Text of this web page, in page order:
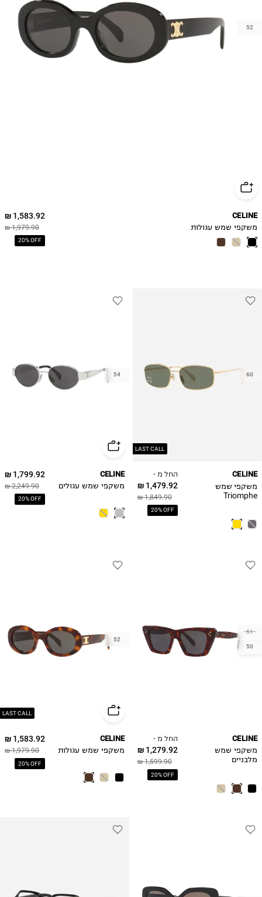
52
1,583.92 ₪
1,979.90 ₪
20% OFF
CELINE
משקפי שמש עגולות
LAST CALL
60
החל מ -
1,479.92 ₪
1,849.90 ₪
20% OFF
CELINE
משקפי שמש
Triomphe
54
1,799.92 ₪
2,249.90 ₪
20% OFF
CELINE
משקפי שמש עגולים
51
50
החל מ -
1,279.92 ₪
1,599.90 ₪
20% OFF
CELINE
משקפי שמש
מלבניים
LAST CALL
52
1,583.92 ₪
1,979.90 ₪
20% OFF
CELINE
משקפי שמש עגולות